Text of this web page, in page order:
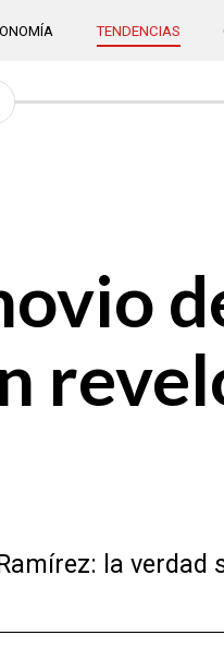
TENDENCIAS
la verdad